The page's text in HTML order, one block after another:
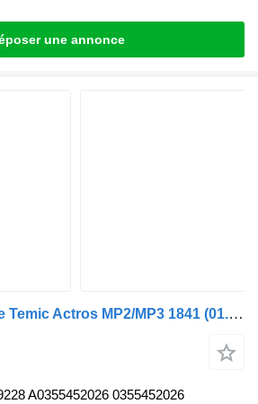
une annonce
Unité de commande Temic Actros MP2/MP3 1841 (01.02-) A0294549228 pour tracteur routier Mercedes-Benz Actros, Axor MP1, MP2, MP3 (1996-2014)
A0355452026 0355452026